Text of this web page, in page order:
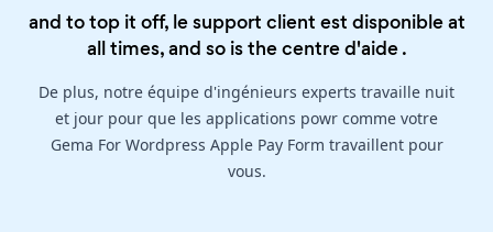
and to top it off, le support client est disponible at
all times, and so is thecentre d'aide.
De plus, notre équipe d'ingénieurs experts travaille nuit
et jour pour que les applications powr comme votre
Gema For Wordpress Apple Pay Form travaillent pour
vous.